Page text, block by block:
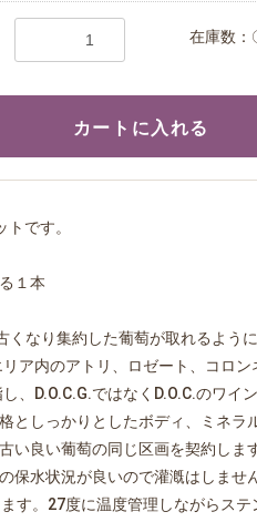
在庫数：
カートに入れる
です。
１本
なり集約した葡萄が取れるよう
ア内のアトリ、ロゼート、コロン
、D.O.C.G.ではなくD.O.C.のワイ
としっかりとしたボディ、ミネラ
い良い葡萄の同じ区画を契約しま
保水状況が良いので灌漑はしませ
。27度に温度管理しながらステ